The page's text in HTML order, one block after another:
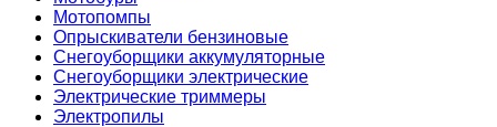
Мотопомпы
Опрыскиватели бензиновые
Снегоуборщики аккумуляторные
Снегоуборщики электрические
Электрические триммеры
Электропилы